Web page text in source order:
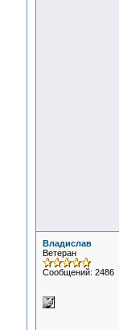
Владислав
Ветеран
Сообщений: 2486